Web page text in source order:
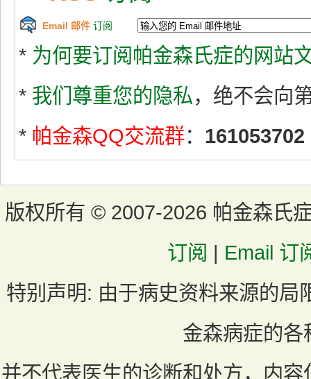
Email 邮件 订阅
* 为何要订阅帕金森氏症的网站
* 我们尊重您的隐私，绝不会向
* 帕金森QQ交流群： 161053702
版权所有 © 2007-2026 帕金森氏
订阅 | Email 订
特别声明: 由于病史资料来源的局
金森病症的各
并不代表医生的诊断和处方，内